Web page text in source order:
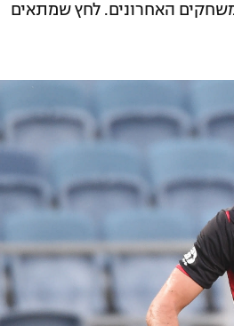
האחרונים. לחץ שמתאים